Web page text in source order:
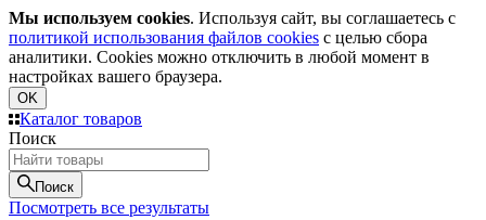
Мы используем cookies. Используя сайт, вы соглашаетесь с
политикой использования файлов cookies с целью сбора
аналитики. Cookies можно отключить в любой момент в
настройках вашего браузера.
OK
Каталог товаров
Поиск
Поиск
Посмотреть все результаты